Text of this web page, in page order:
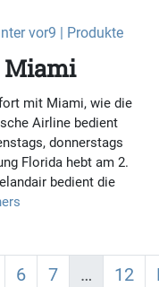
vor9 | Produkte
Miami
mit Miami, wie die
Airline bedient
donnerstags
Florida hebt am 2.
bedient die
6 7 … 12